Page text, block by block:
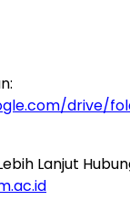
drive/
Lanjut